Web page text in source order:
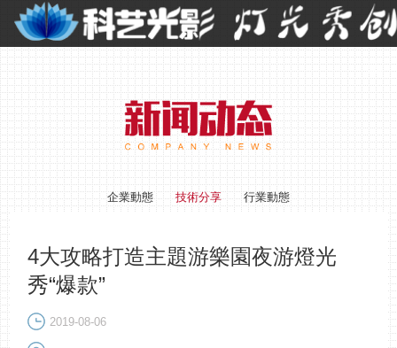
企業動態 技術分享 行業動態
4大攻略打造主題游樂園夜游燈光
秀“爆款”
2019-08-06